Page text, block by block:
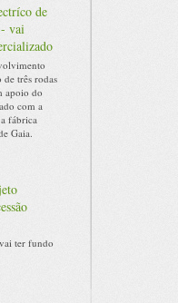
de
vai
três rodas
apoio do
com a
fábrica
Gaia.
vai ter fundo